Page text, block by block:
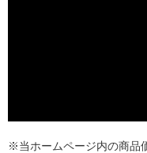
※当ホームページ内の商品